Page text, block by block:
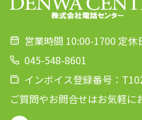
営業時間 10:00-1700 定休
045-548-8601
インボイス登録番号：
ご質問やお問合せはお気軽に